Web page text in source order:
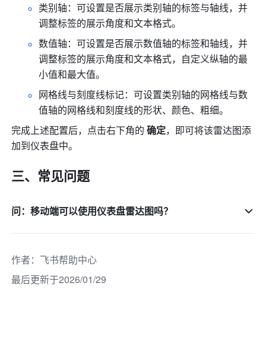
类别轴：可设置是否展示类别轴的标签与轴线，并
调整标签的展示角度和文本格式。
数值轴：可设置是否展示数值轴的标签和轴线，并
调整标签的展示角度和文本格式，自定义纵轴的最
小值和最大值。
网格线与刻度线标记：可设置类别轴的网格线与数
值轴的网格线和刻度线的形状、颜色、粗细。
完成上述配置后，点击右下角的 确定，即可将该雷达图添
加到仪表盘中。
三、常见问题
问：移动端可以使用仪表盘雷达图吗？
作者： 飞书帮助中心
最后更新于2026/01/29